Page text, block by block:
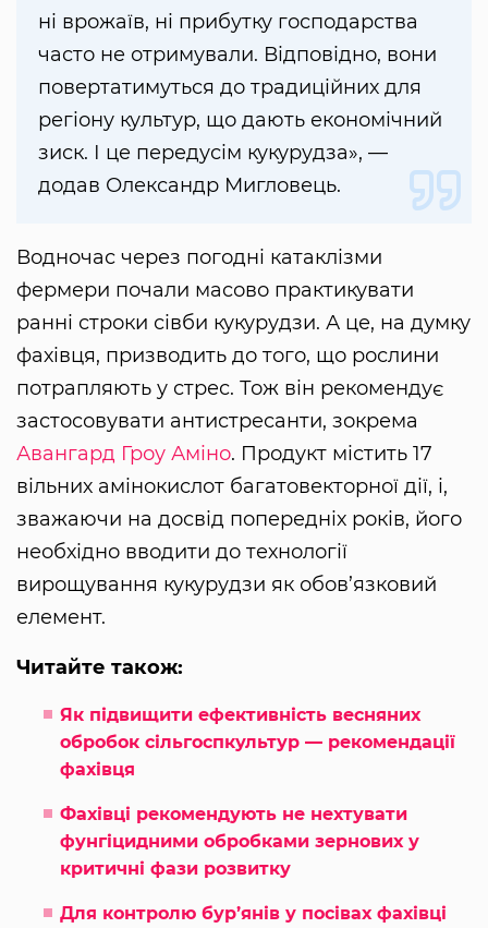
ні врожаїв, ні прибутку господарства
часто не отримували. Відповідно, вони
повертатимуться до традиційних для
регіону культур, що дають економічний
зиск. І це передусім кукурудза», —
додав Олександр Мигловець.
Водночас через погодні катаклізми
фермери почали масово практикувати
ранні строки сівби кукурудзи. А це, на думку
фахівця, призводить до того, що рослини
потрапляють у стрес. Тож він рекомендує
застосовувати антистресанти, зокрема
Авангард Гроу Аміно. Продукт містить 17
вільних амінокислот багатовекторної дії, і,
зважаючи на досвід попередніх років, його
необхідно вводити до технології
вирощування кукурудзи як обов’язковий
елемент.
Читайте також:
Як підвищити ефективність весняних
обробок сільгоспкультур — рекомендації
фахівця
Фахівці рекомендують не нехтувати
фунгіцидними обробками зернових у
критичні фази розвитку
Для контролю бур’янів у посівах фахівці